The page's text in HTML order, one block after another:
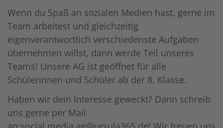
Wenn du Spaß an sozialen Medien hast, gerne im
Team arbeitest und gleichzeitig
eigenverantwortlich verschiedenste Aufgaben
übernehmen willst, dann werde Teil unseres
Teams! Unsere AG ist geöffnet für alle
Schülerinnen und Schüler ab der 8. Klasse.
Haben wir dein Interesse geweckt? Dann schreib
uns gerne per Mail